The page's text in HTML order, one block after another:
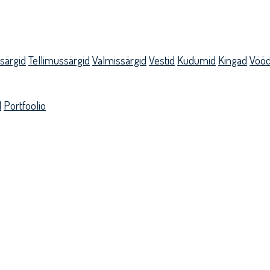
Tellimussärgid Valmissärgid Vestid Kudumid Kingad Vööd
Portfoolio